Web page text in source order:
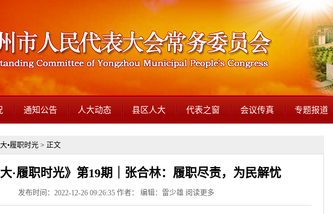
通知公告 人大动态 县区人大 代表之窗 会议传真 专题报道
•履职时光 > 正文
大·履职时光》第19期｜张合林：履职尽责，为民解忧
发布时间：2022-12-26 09:26:35 作者： 编辑：雷少雄 阅读更多